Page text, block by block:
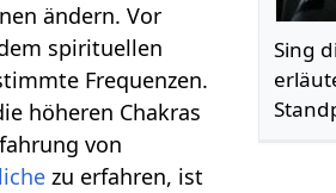
Sing
ändern. Vor
spirituellen
Frequenzen.
höheren Chakras
von
zu erfahren, ist